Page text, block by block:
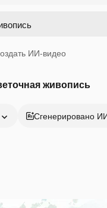
ИИ-видео
живопись
Сгенерировано